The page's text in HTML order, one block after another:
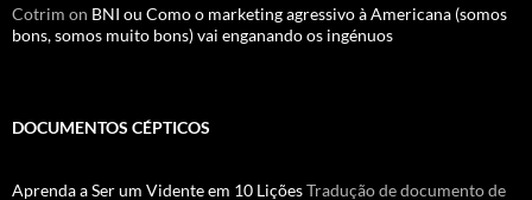
Cotrim on BNI ou Como o marketing agressivo à Americana (somos
bons, somos muito bons) vai enganando os ingénuos
DOCUMENTOS CÉPTICOS
Aprenda a Ser um Vidente em 10 LiçõesTradução de documento de